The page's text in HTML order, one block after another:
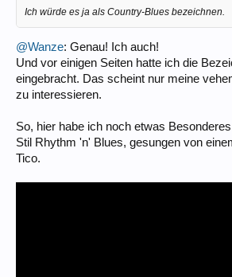
Ich würde es ja als Country-Blues bezeichnen.
@Wanze: Genau! Ich auch!
Und vor einigen Seiten hatte ich die
eingebracht. Das scheint nur meine
zu interessieren.
So, hier habe ich noch etwas
Stil Rhythm 'n' Blues, gesungen von
Tico.